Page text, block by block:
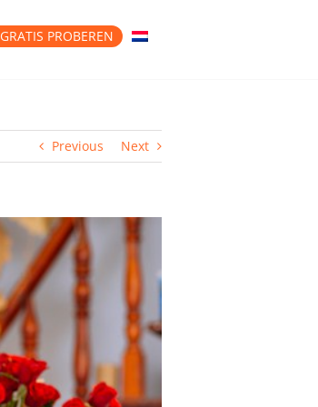
GRATIS PROBEREN
Previous Next